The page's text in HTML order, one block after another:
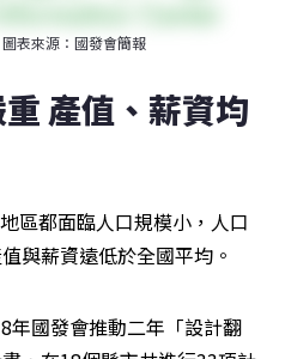
表來源：國發會簡報
產值、薪資均
區都面臨人口規模小，人口
與薪資遠低於全國平均。
年國發會推動二年「設計翻